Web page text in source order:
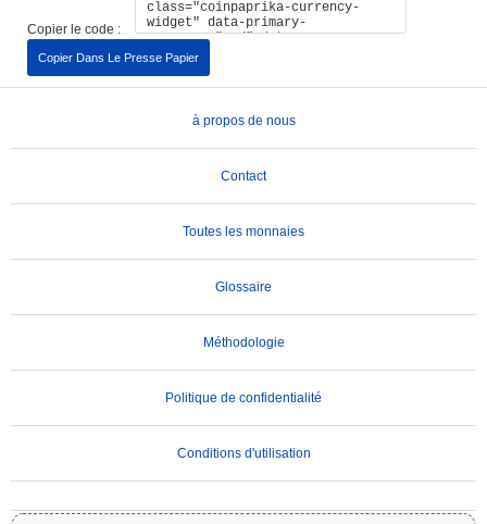
Copier le code :
Copier Dans Le Presse Papier
à propos de nous
Contact
Toutes les monnaies
Glossaire
Méthodologie
Politique de confidentialité
Conditions d'utilisation